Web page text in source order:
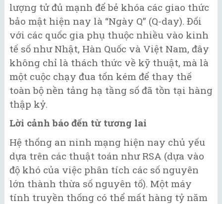
lượng tử đủ mạnh để bẻ khóa các giao thức
bảo mật hiện nay là “Ngày Q” (Q-day). Đối
với các quốc gia phụ thuộc nhiều vào kinh
tế số như Nhật, Hàn Quốc và Việt Nam, đây
không chỉ là thách thức về kỹ thuật, mà là
một cuộc chạy đua tốn kém để thay thế
toàn bộ nền tảng hạ tầng số đã tồn tại hàng
thập kỷ.
Lời cảnh báo đến từ tương lai
Hệ thống an ninh mạng hiện nay chủ yếu
dựa trên các thuật toán như RSA (dựa vào
độ khó của việc phân tích các số nguyên
lớn thành thừa số nguyên tố). Một máy
tính truyền thống có thể mất hàng tỷ năm